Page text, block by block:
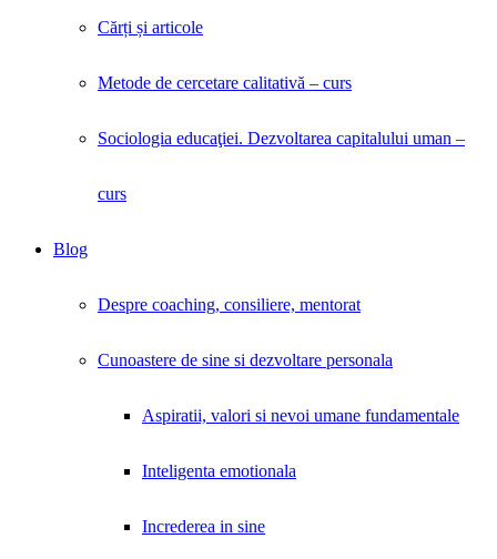
Cărți și articole
Metode de cercetare calitativă – curs
Sociologia educaţiei. Dezvoltarea capitalului uman –
curs
Blog
Despre coaching, consiliere, mentorat
Cunoastere de sine si dezvoltare personala
Aspiratii, valori si nevoi umane fundamentale
Inteligenta emotionala
Increderea in sine